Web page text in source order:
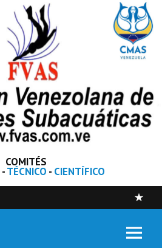
COMITÉS
-TÉCNICO - CIENTÍFICO